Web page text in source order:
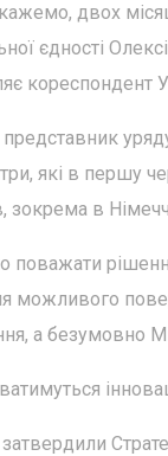
двох
єдності
кореспондент
які в першу
зокрема в
поважати
можливого
а безумовно
затвердили